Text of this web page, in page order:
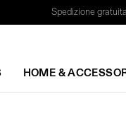
Spedizione
HOME &